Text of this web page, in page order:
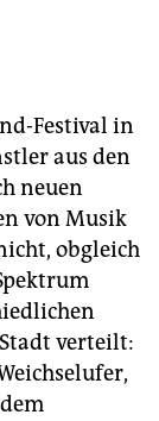
Festival in
aus den
neuen
von Musik
obgleich
verteilt: